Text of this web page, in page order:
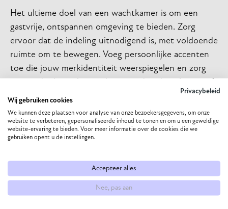
Het ultieme doel van een wachtkamer is om een
gastvrije, ontspannen omgeving te bieden. Zorg
ervoor dat de indeling uitnodigend is, met voldoende
ruimte om te bewegen. Voeg persoonlijke accenten
toe die jouw merkidentiteit weerspiegelen en zorg
het moment dat ze binnenkomen.
Creëer een stijlvolle
wachtkamer
Een goed ingerichte wachtkamer kan een positieve
indruk achterlaten bij bezoekers en bijdragen aan een
prettige ervaring. Door aandacht te besteden aan de
Privacybeleid
Wij gebruiken cookies
We kunnen deze plaatsen voor analyse van onze bezoekersgegevens, om onze
website te verbeteren, gepersonaliseerde inhoud te tonen en om u een geweldige
website-ervaring te bieden. Voor meer informatie over de cookies die we
gebruiken opent u de instellingen.
Accepteer alles
Nee, pas aan